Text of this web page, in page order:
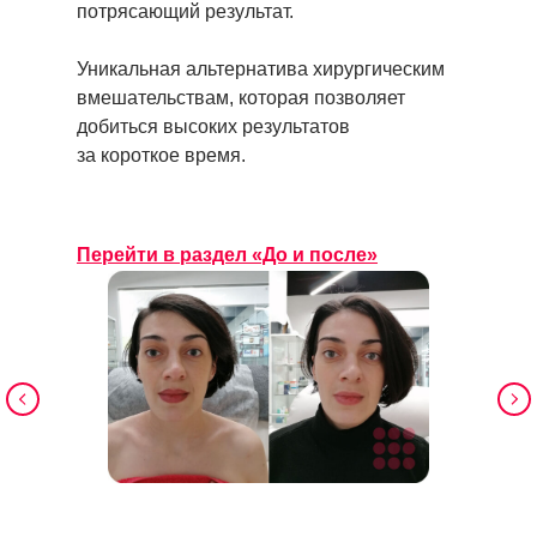
Перейти в раздел «До и после»
потрясающий результат.
Уникальная альтернатива хирургическим
вмешательствам, которая позволяет
добиться высоких результатов
за короткое время.